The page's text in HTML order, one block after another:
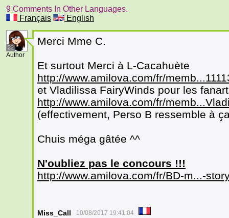
9 Comments In Other Languages.
Français
English
32
Author
Merci Mme C.
Et surtout Merci à L-Cacahuète
http://www.amilova.com/fr/
et Vladilissa FairyWinds pour les
http://www.amilova.com/fr/
(effectivement, Perso B ressemble à
Chuis méga gâtée ^^
N'oubliez pas le concours !!!
http://www.amilova.com/fr/BD-m...-
Miss_Call 10/08/2017 19:41:04